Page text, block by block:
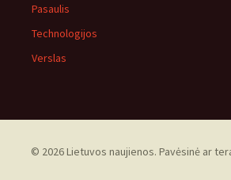
Pasaulis
Technologijos
Verslas
© 2026 Lietuvos naujienos. Pavėsinė ar